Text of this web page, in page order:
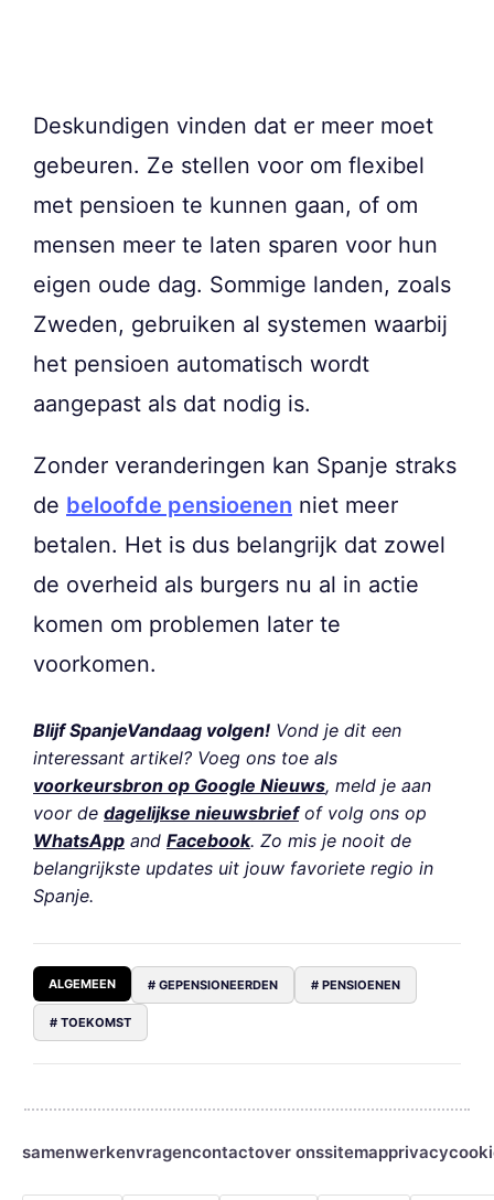
Deskundigen vinden dat er meer moet
gebeuren. Ze stellen voor om flexibel
met pensioen te kunnen gaan, of om
mensen meer te laten sparen voor hun
eigen oude dag. Sommige landen, zoals
Zweden, gebruiken al systemen waarbij
het pensioen automatisch wordt
aangepast als dat nodig is.
Zonder veranderingen kan Spanje straks
de beloofde pensioenen niet meer
betalen. Het is dus belangrijk dat zowel
de overheid als burgers nu al in actie
komen om problemen later te
voorkomen.
Blijf SpanjeVandaag volgen! Vond je dit een
interessant artikel? Voeg ons toe als
voorkeursbron op Google Nieuws, meld je aan
voor de dagelijkse nieuwsbriefof volg ons op
WhatsApp and Facebook. Zo mis je nooit de
belangrijkste updates uit jouw favoriete regio in
Spanje.
ALGEMEEN # GEPENSIONEERDEN # PENSIOENEN
# TOEKOMST
samenwerkenvragencontactover onssitemapprivacy